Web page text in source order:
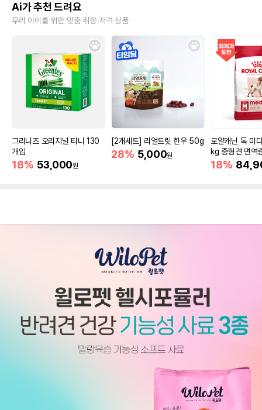
Ai가 추천 드려요
우리 아이를 위한 맞춤 취향 저격 상품
그리니즈 오리지널 티니 130
개입
18% 53,000원
[2개세트] 리얼트릿 한우 50g
28% 5,000원
로얄캐닌 독 미
kg 중형견 면역
18%